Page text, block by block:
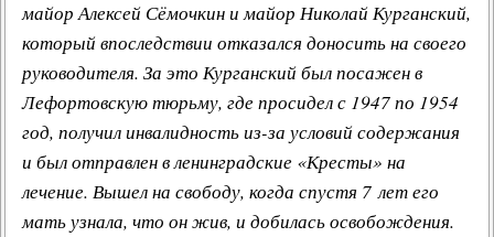
майор Алексей Сёмочкин и майор Николай Курганский,
который впоследствии отказался доносить на своего
руководителя. За это Курганский был посажен в
Лефортовскую тюрьму, где просидел с 1947 по 1954
год, получил инвалидность из-за условий содержания
и был отправлен в ленинградские «Кресты» на
лечение. Вышел на свободу, когда спустя 7 лет его
мать узнала, что он жив, и добилась освобождения.